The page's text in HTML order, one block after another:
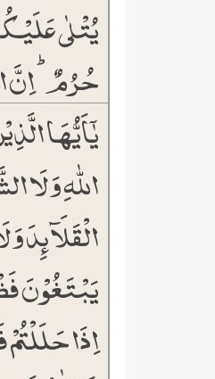
یُتۡلٰی
حُرُمٌ ؕ اِنَّ
یٰۤاَیُّہَا
اللّٰہِ وَ لَا
الۡقَلَآئِدَ
یَبۡتَغُوۡنَ
اِذَا